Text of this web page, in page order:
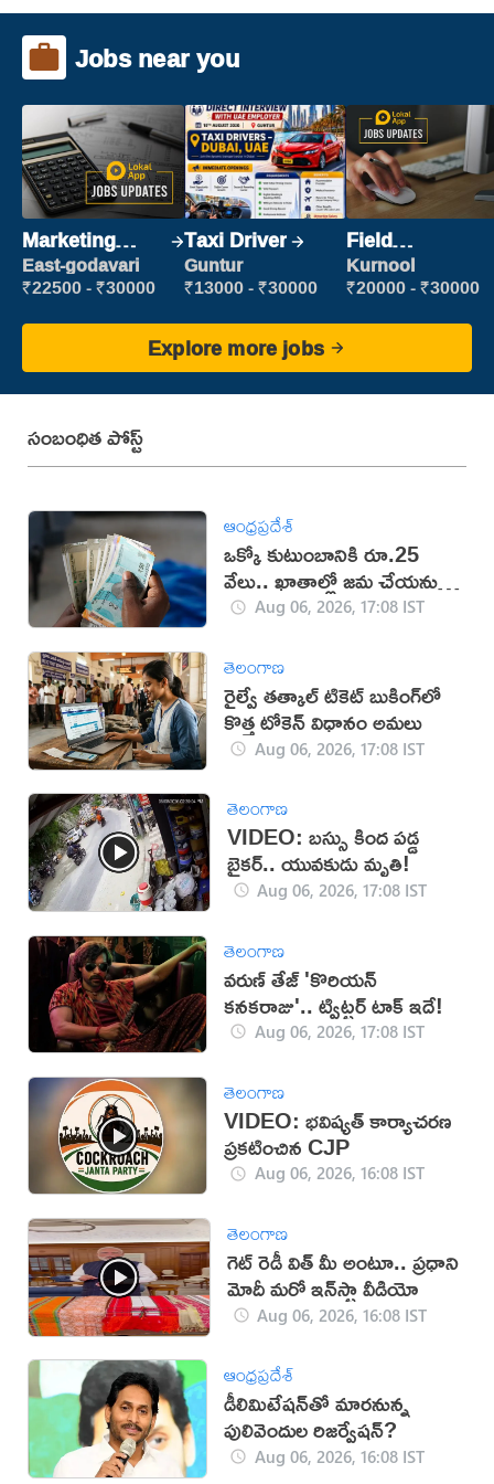
Jobs near you
Marketing
Executive
East-godavari
₹22500 - ₹30000
Taxi Driver
Guntur
₹13000 - ₹30000
Field
Marketing
Executive
Kurnool
₹20000 - ₹30000
Explore more jobs
సంబంధిత పోస్ట్
ఆంధ్రప్రదేశ్
ఒక్కో కుటుంబానికి రూ.25
వేలు.. ఖాతాల్లో జ‌మ చేయ‌నున్న
ప్ర‌భుత్వం..!
Aug 06, 2026, 17:08 IST
తెలంగాణ
రైల్వే తత్కాల్ టికెట్ బుకింగ్‌లో
కొత్త టోకెన్ విధానం అమలు
Aug 06, 2026, 17:08 IST
తెలంగాణ
VIDEO: బస్సు కింద పడ్డ
బైకర్.. యువకుడు మృతి!
Aug 06, 2026, 17:08 IST
తెలంగాణ
వరుణ్ తేజ్ 'కొరియన్
కనకరాజు'.. ట్విట్టర్ టాక్ ఇదే!
Aug 06, 2026, 17:08 IST
తెలంగాణ
VIDEO: భవిష్యత్ కార్యాచరణ
ప్రకటించిన CJP
Aug 06, 2026, 16:08 IST
తెలంగాణ
గెట్ రెడీ విత్ మీ అంటూ.. ప్రధాని
మోదీ మరో ఇన్‌స్టా వీడియో
Aug 06, 2026, 16:08 IST
ఆంధ్రప్రదేశ్
డీలిమిటేషన్‌తో మారనున్న
పులివెందుల రిజర్వేషన్?
Aug 06, 2026, 16:08 IST